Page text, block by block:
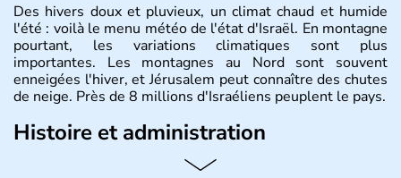
Des hivers doux et pluvieux, un climat chaud et humide
l'été : voilà le menu météo de l'état d'Israël. En montagne
pourtant, les variations climatiques sont plus
importantes. Les montagnes au Nord sont souvent
enneigées l'hiver, et Jérusalem peut connaître des chutes
de neige. Près de 8 millions d'Israéliens peuplent le pays.
Histoire et administration
L'Israël est un état de la partie est de la Méditerranée,